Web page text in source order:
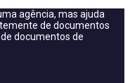
agência, mas ajuda
de documentos
documentos de